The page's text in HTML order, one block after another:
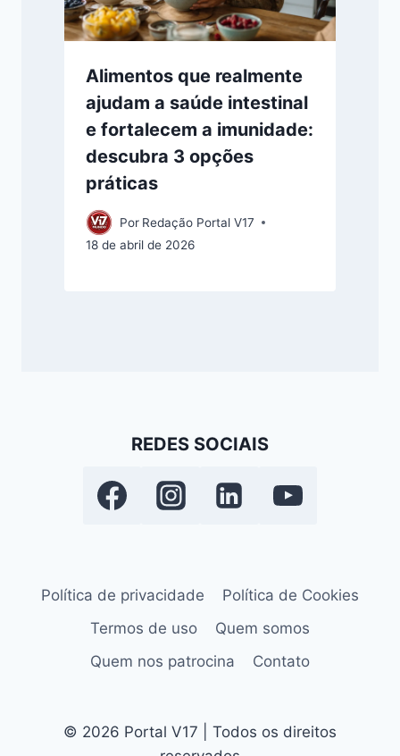
Alimentos que realmente
ajudam a saúde intestinal
e fortalecem a imunidade:
descubra 3 opções
práticas
Por Redação Portal V17
18 de abril de 2026
REDES SOCIAIS
Política de privacidade
Política de Cookies
Termos de uso
Quem somos
Quem nos patrocina
Contato
© 2026 Portal V17 | Todos os direitos